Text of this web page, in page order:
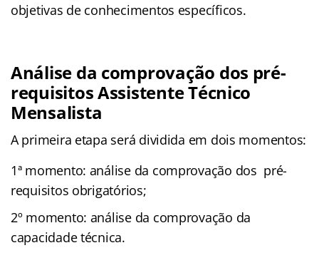
objetivas de conhecimentos específicos.
Análise da comprovação dos pré-
requisitosAssistente Técnico
Mensalista
A primeira etapa será dividida em dois momentos:
1ª momento: análise da comprovação dos pré-
requisitos obrigatórios;
2º momento: análise da comprovação da
capacidade técnica.